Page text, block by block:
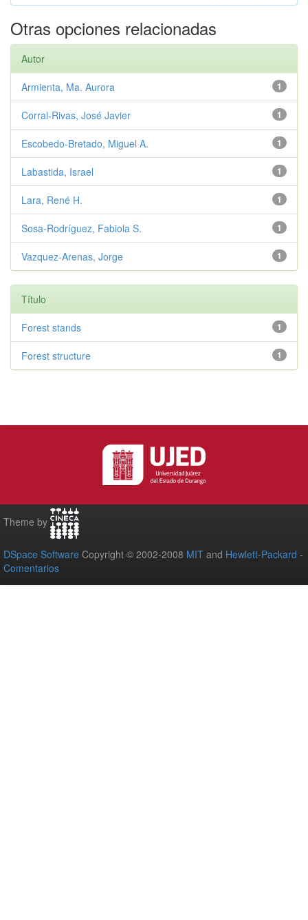
Otras opciones relacionadas
Autor
1
Armienta, Ma. Aurora
1
Corral-Rivas, José Javier
1
Escobedo-Bretado, Miguel A.
1
Labastida, Israel
1
Lara, René H.
1
Sosa-Rodríguez, Fabiola S.
1
Vazquez-Arenas, Jorge
Título
1
Forest stands
1
Forest structure
Theme by
DSpace Software Copyright © 2002-2008 MIT and Hewlett-Packard -
Comentarios